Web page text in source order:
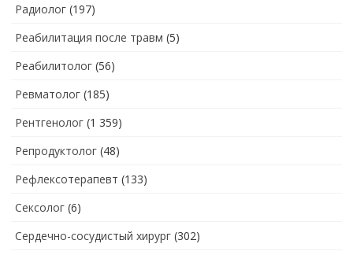
Радиолог (197)
Реабилитация после травм (5)
Реабилитолог (56)
Ревматолог (185)
Рентгенолог (1 359)
Репродуктолог (48)
Рефлексотерапевт (133)
Сексолог (6)
Сердечно-сосудистый хирург (302)